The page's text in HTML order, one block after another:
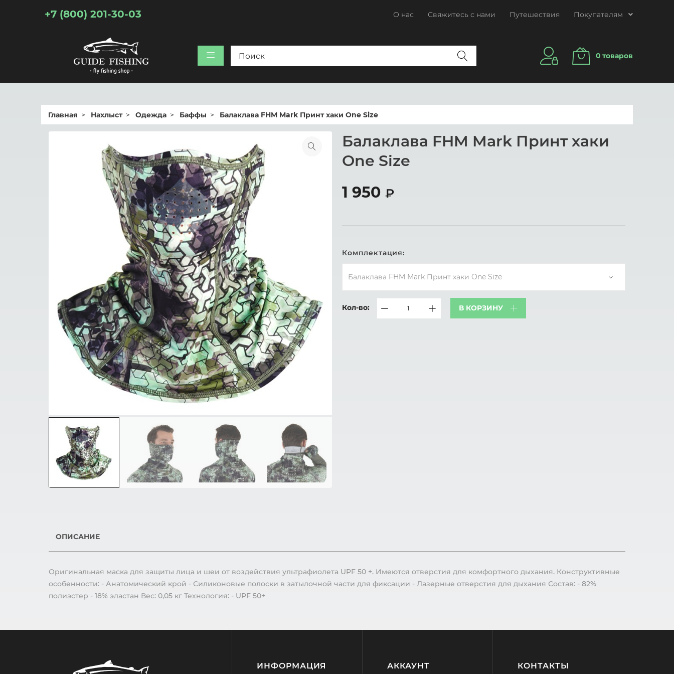
+7 (800) 201-30-03 О нас Свяжитесь с нами Путешествия Покупателям
0 товаров
Главная Нахлыст Одежда Баффы Балаклава FHM Mark Принт хаки One Size
Балаклава FHM Mark Принт хаки
One Size
1 950 ₽
Комплектация:
Балаклава FHM Mark Принт хаки One Size
Кол-во: В КОРЗИНУ
ОПИСАНИЕ
Оригинальная маска для защиты лица и шеи от воздействия ультрафиолета UPF 50 +. Имеются отверстия для комфортного дыхания. Конструктивные
особенности: - Анатомический крой - Силиконовые полоски в затылочной части для фиксации - Лазерные отверстия для дыхания Состав: - 82%
полиэстер - 18% эластан Вес: 0,05 кг Технология: - UPF 50+
ИНФОРМАЦИЯ АККАУНТ КОНТАКТЫ